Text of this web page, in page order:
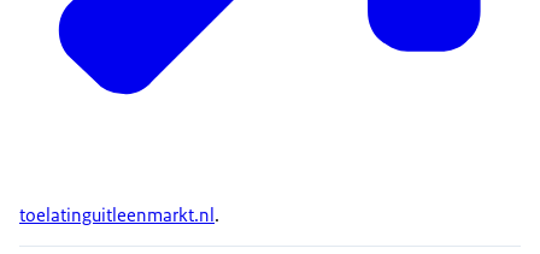
toelatinguitleenmarkt.nl.